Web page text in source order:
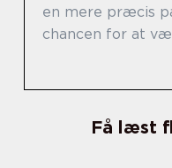
en mere præcis
chancen for at
Få læst